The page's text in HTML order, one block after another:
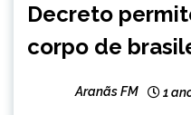
INTERNACIONAL
NOTÍCIAS
Decreto
corpo de
Aranãs FM 1